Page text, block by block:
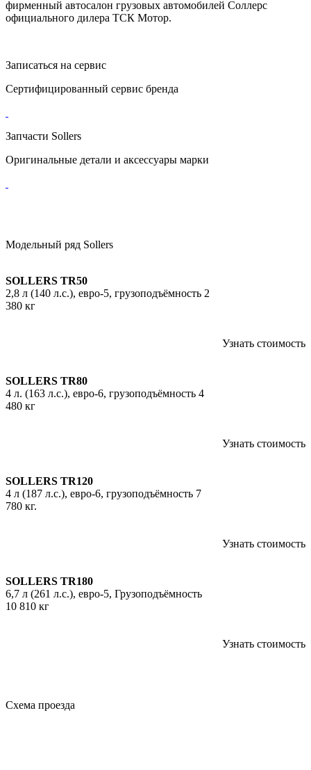
фирменный автосалон грузовых автомобилей Соллерс
официального дилера ТСК Мотор.
Записаться на сервис
Сертифицированный сервис бренда
Запчасти Sollers
Оригинальные детали и аксессуары марки
Модельный ряд Sollers
SOLLERS TR50
2,8 л (140 л.с.), евро-5, грузоподъёмность 2
380 кг
Узнать стоимость
SOLLERS TR80
4 л. (163 л.с.), евро-6, грузоподъёмность 4
480 кг
Узнать стоимость
SOLLERS TR120
4 л (187 л.с.), евро-6, грузоподъёмность 7
780 кг.
Узнать стоимость
SOLLERS TR180
6,7 л (261 л.с.), евро-5, Грузоподъёмность
10 810 кг
Узнать стоимость
Схема проезда